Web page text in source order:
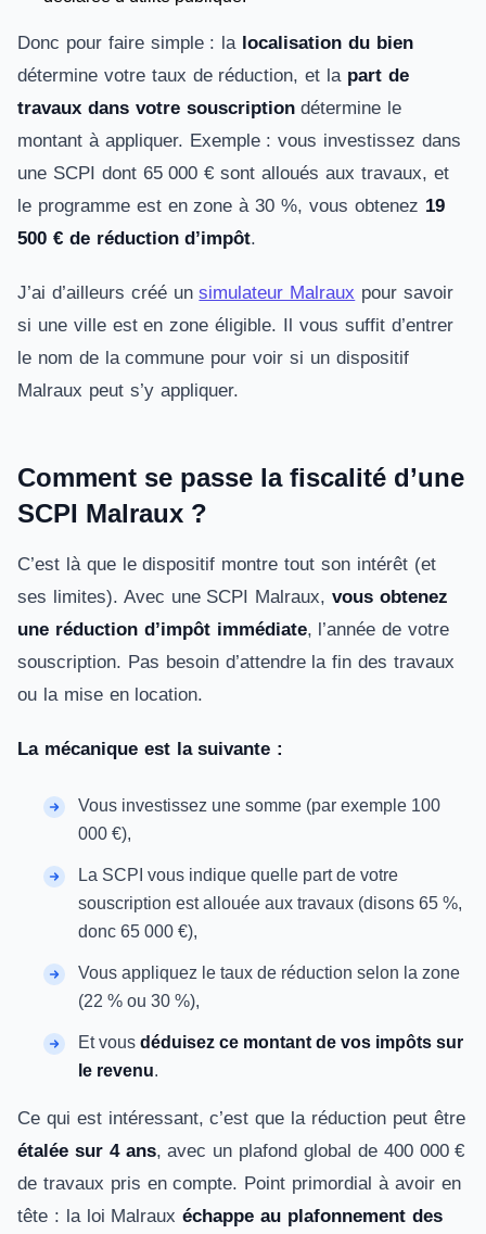
Donc pour faire simple : la localisation du bien
détermine votre taux de réduction, et la part de
travaux dans votre souscriptiondétermine le
montant à appliquer. Exemple : vous investissez dans
une SCPI dont 65 000 € sont alloués aux travaux, et
le programme est en zone à 30 %, vous obtenez 19
500 € de réduction d’impôt.
J’ai d’ailleurs créé unsimulateur Malraux pour savoir
si une ville est en zone éligible. Il vous suffit d’entrer
le nom de la commune pour voir si un dispositif
Malraux peut s’y appliquer.
Comment se passe la fiscalité d’une
SCPI Malraux ?
C’est là que le dispositif montre tout son intérêt (et
ses limites). Avec une SCPI Malraux,vous obtenez
une réduction d’impôt immédiate, l’année de votre
souscription. Pas besoin d’attendre la fin des travaux
ou la mise en location.
La mécanique est la suivante :
Vous investissez une somme (par exemple 100
000 €),
La SCPI vous indique quelle part de votre
souscription est allouée aux travaux (disons 65 %,
donc 65 000 €),
Vous appliquez le taux de réduction selon la zone
(22 % ou 30 %),
Et vous déduisez ce montant de vos impôts sur
le revenu.
Ce qui est intéressant, c’est que la réduction peut être
étalée sur 4 ans, avec un plafond global de 400 000 €
de travaux pris en compte. Point primordial à avoir en
tête : la loi Malrauxéchappe au plafonnement des